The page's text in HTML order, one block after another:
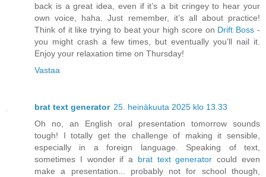
back is a great idea, even if it’s a bit cringey to hear your
own voice, haha. Just remember, it’s all about practice!
Think of it like trying to beat your high score on Drift Boss -
you might crash a few times, but eventually you’ll nail it.
Enjoy your relaxation time on Thursday!
Vastaa
brat text generator 25. heinäkuuta 2025 klo 13.33
Oh no, an English oral presentation tomorrow sounds
tough! I totally get the challenge of making it sensible,
especially in a foreign language. Speaking of text,
sometimes I wonder if a brat text generator could even
make a presentation... probably not for school though,